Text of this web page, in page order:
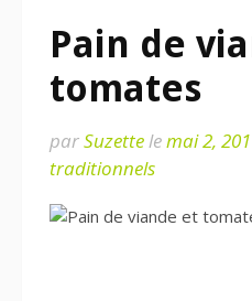
Pain de
tomates
parSuzettelemai 2,
traditionnels